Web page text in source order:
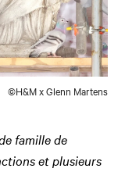
©H&M x Glenn Martens
famille de
et plusieurs